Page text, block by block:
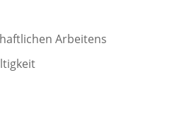
Arbeitens